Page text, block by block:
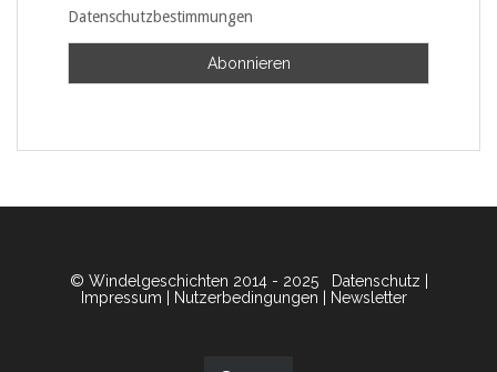
Datenschutzbestimmungen
© Windelgeschichten 2014 - 2025 Datenschutz
Impressum
Nutzerbedingungen Newsletter